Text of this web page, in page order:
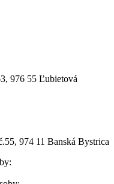
976 55 Ľubietová
974 11 Banská Bystrica